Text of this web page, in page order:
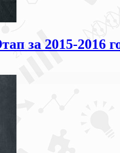
за 2015-2016